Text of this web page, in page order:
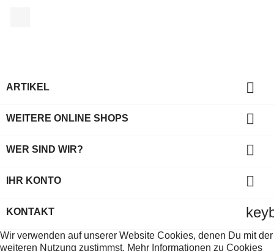
ARTIKEL 
WEITERE ONLINE SHOPS 
WER SIND WIR? 
IHR KONTO 
KONTAKT
Wir verwenden auf unserer Website Cookies, denen Du mit der
weiteren Nutzung zustimmst. Mehr Informationen zu Cookies